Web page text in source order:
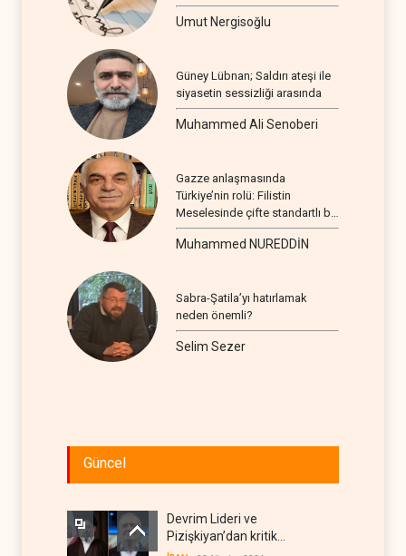
Umut Nergisoğlu
Güney Lübnan; Saldırı ateşi ile
siyasetin sessizliği arasında
Muhammed Ali Senoberi
Gazze anlaşmasında
Türkiye’nin rolü: Filistin
Meselesinde çifte standartlı bir
seyir
Muhammed NUREDDİN
Sabra-Şatila’yı hatırlamak
neden önemli?
Selim Sezer
Güncel
Devrim Lideri ve
Pizişkiyan’dan kritik
görüşme